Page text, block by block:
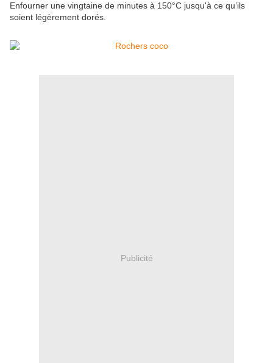
Enfourner une vingtaine de minutes à 150°C jusqu'à ce qu’ils
soient légèrement dorés.
Publicité